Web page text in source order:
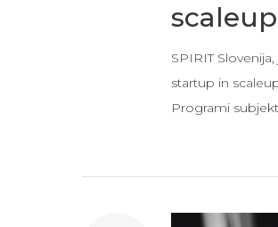
SPIRIT
startup in
Programi